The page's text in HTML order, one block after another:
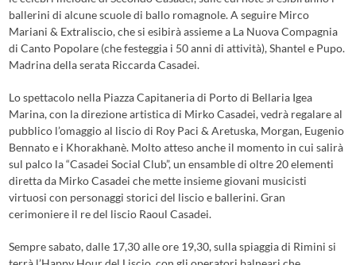
ballerini di alcune scuole di ballo romagnole. A seguire Mirco
Mariani & Extraliscio, che si esibirà assieme a La Nuova Compagnia
di Canto Popolare (che festeggia i 50 anni di attività), Shantel e Pupo.
Madrina della serata Riccarda Casadei.
Lo spettacolo nella Piazza Capitaneria di Porto di Bellaria Igea
Marina, con la direzione artistica di Mirko Casadei, vedrà regalare al
pubblico l’omaggio al liscio di Roy Paci & Aretuska, Morgan, Eugenio
Bennato e i Khorakhanè. Molto atteso anche il momento in cui salirà
sul palco la “Casadei Social Club”, un ensamble di oltre 20 elementi
diretta da Mirko Casadei che mette insieme giovani musicisti
virtuosi con personaggi storici del liscio e ballerini. Gran
cerimoniere il re del liscio Raoul Casadei.
Sempre sabato, dalle 17,30 alle ore 19,30, sulla spiaggia di Rimini si